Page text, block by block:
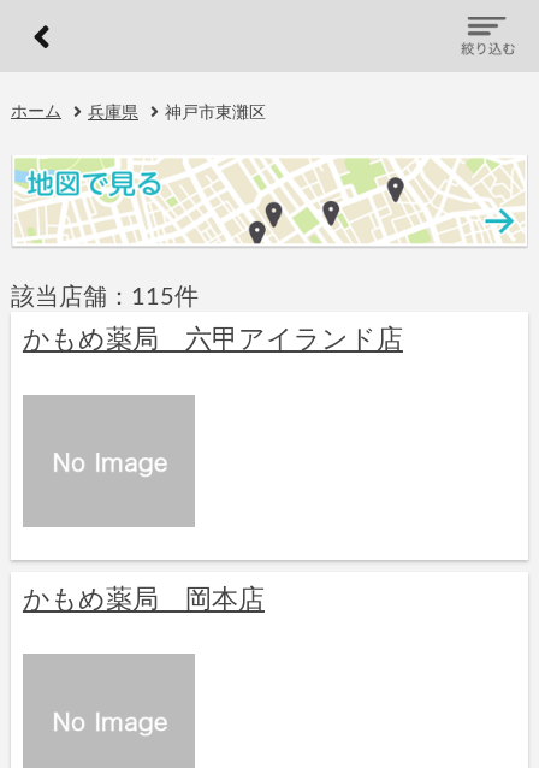
ホーム 兵庫県 神戸市東灘区
該当店舗：115件
かもめ薬局 六甲アイランド店
かもめ薬局 岡本店